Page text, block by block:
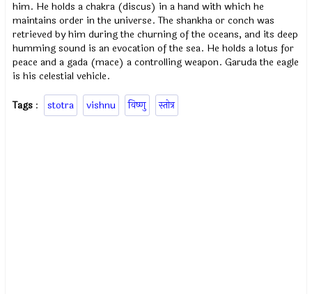
him. He holds a chakra (discus) in a hand with which he
maintains order in the universe. The shankha or conch was
retrieved by him during the churning of the oceans, and its deep
humming sound is an evocation of the sea. He holds a lotus for
peace and a gada (mace) a controlling weapon. Garuda the eagle
is his celestial vehicle.
Tags : stotra vishnu विष्णु स्तोत्र